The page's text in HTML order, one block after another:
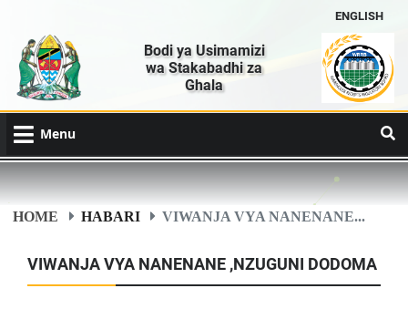
ENGLISH
Bodi ya Usimamizi
wa Stakabadhi za
Ghala
Menu
HOME HABARI VIWANJA VYA NANENANE...
VIWANJA VYA NANENANE ,NZUGUNI DODOMA